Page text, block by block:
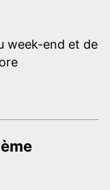
week-end et de